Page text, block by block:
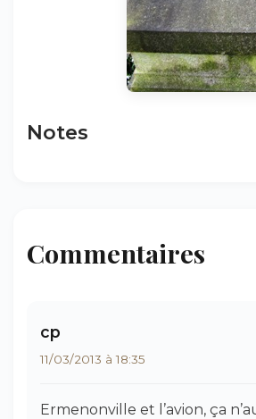
Notes
Commentaires
cp
11/03/2013 à 18:35
Ermenonville et l’avion, ça